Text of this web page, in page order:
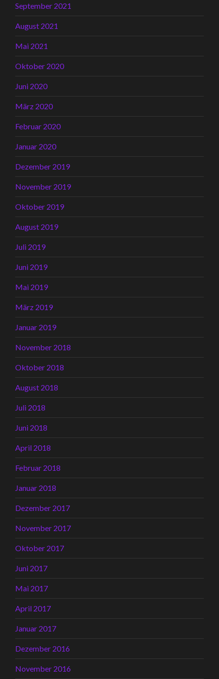
September 2021
August 2021
Mai 2021
Oktober 2020
Juni 2020
März 2020
Februar 2020
Januar 2020
Dezember 2019
November 2019
Oktober 2019
August 2019
Juli 2019
Juni 2019
Mai 2019
März 2019
Januar 2019
November 2018
Oktober 2018
August 2018
Juli 2018
Juni 2018
April 2018
Februar 2018
Januar 2018
Dezember 2017
November 2017
Oktober 2017
Juni 2017
Mai 2017
April 2017
Januar 2017
Dezember 2016
November 2016